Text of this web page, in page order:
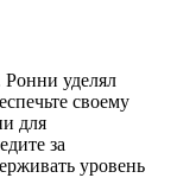
Ронни уделял
своему
для
за
уровень